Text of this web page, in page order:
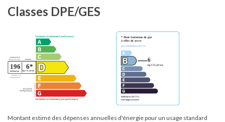
Classes DPE/GES
Montant estimé des dépenses annuelles d'énergie pour un usage standard